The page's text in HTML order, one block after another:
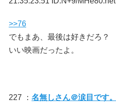
>>76
でもまあ、最後は好きだろ？
いい映画だったよ。
227 ： 名無しさん＠涙目です。